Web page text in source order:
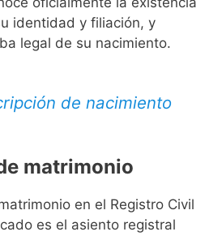
identidad y filiación, y
legal de su nacimiento.
de nacimiento
matrimonio
en el Registro Civil
es el asiento registral